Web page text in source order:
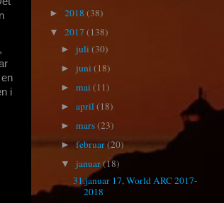
i
► 2018 (38)
▼ 2017 (138)
►juli(30)
►juni(18)
►mai(11)
►april(18)
►mars(23)
►februar(20)
▼januar(18)
31.januar 17, World ARC 2017-
2018